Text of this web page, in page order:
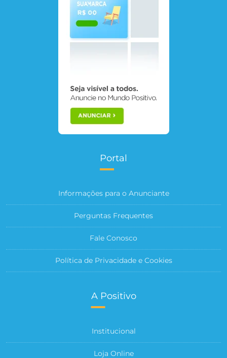
Portal
Informações para o Anunciante
Perguntas Frequentes
Fale Conosco
Política de Privacidade e Cookies
A Positivo
Institucional
Loja Online